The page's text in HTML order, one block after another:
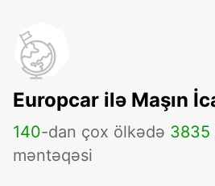
Europcar ilə Maşın
140-dan çox ölkədə 3835
məntəqəsi